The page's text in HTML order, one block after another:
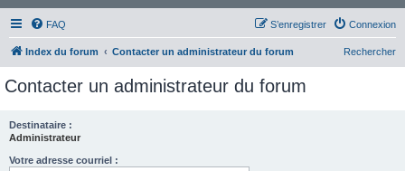
FAQ Connexion
S’enregistrer
Index du forum Contacter un administrateur du forum Rechercher
Contacter un administrateur du forum
Destinataire :
Administrateur
Votre adresse courriel :